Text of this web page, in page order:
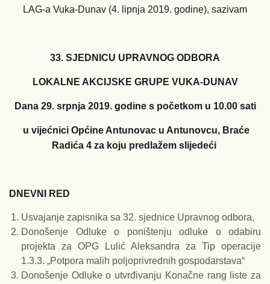
LAG-a Vuka-Dunav (4. lipnja 2019. godine), sazivam
33. SJEDNICU UPRAVNOG ODBORA
LOKALNE AKCIJSKE GRUPE VUKA-DUNAV
Dana 29. srpnja 2019. godine s početkom u 10.00 sati
u vijećnici Općine Antunovac u Antunovcu, Braće
Radića 4 za koju predlažem slijedeći
DNEVNI RED
Usvajanje zapisnika sa 32. sjednice Upravnog odbora,
Donošenje Odluke o poništenju odluke o odabiru
projekta za OPG Lulić Aleksandra za Tip operacije
1.3.3. „Potpora malih poljoprivrednih gospodarstava“
Donošenje Odluke o utvrđivanju Konačne rang liste za